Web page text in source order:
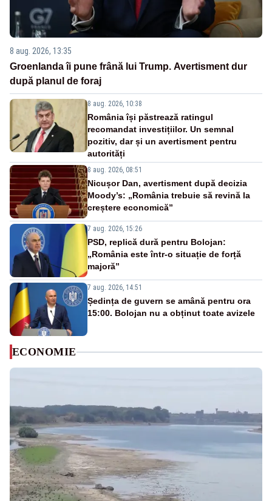
8 aug. 2026, 13:35
Groenlanda îi pune frână lui Trump. Avertisment dur
după planul de foraj
8 aug. 2026, 10:38
România își păstrează ratingul
recomandat investițiilor. Un semnal
pozitiv, dar și un avertisment pentru
autorități
8 aug. 2026, 08:51
Nicușor Dan, avertisment după decizia
Moody’s: „România trebuie să revină la
creștere economică”
7 aug. 2026, 15:26
PSD, replică dură pentru Bolojan:
„România este într-o situație de forță
majoră”
7 aug. 2026, 14:51
Ședința de guvern se amână pentru ora
15:00. Bolojan nu a obținut toate avizele
ECONOMIE